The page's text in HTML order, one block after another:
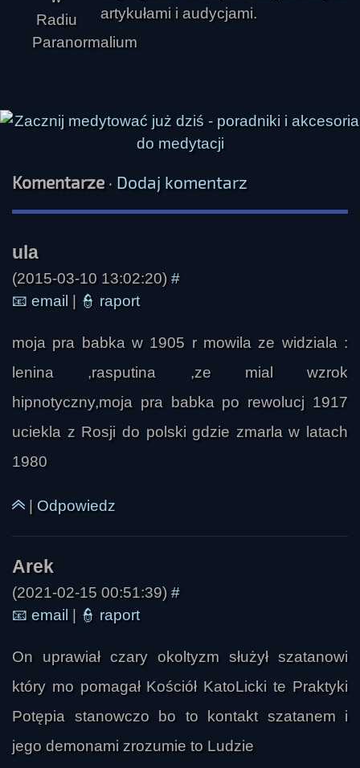
artykułami i audycjami.
Komentarze· Dodaj komentarz
(2015-03-10 13:02:20) #
📧 email 👮 raport
moja pra babka w 1905 r mowila ze widziala :
lenina ,rasputina ,ze mial wzrok
hipnotyczny,moja pra babka po rewolucj 1917
uciekla z Rosji do polski gdzie zmarla w latach
1980
Odpowiedz
(2021-02-15 00:51:39) #
📧 email 👮 raport
On uprawiał czary okoltyzm służył szatanowi
który mo pomagał Kościół KatoLicki te Praktyki
Potępia stanowczo bo to kontakt szatanem i
jego demonami zrozumie to Ludzie